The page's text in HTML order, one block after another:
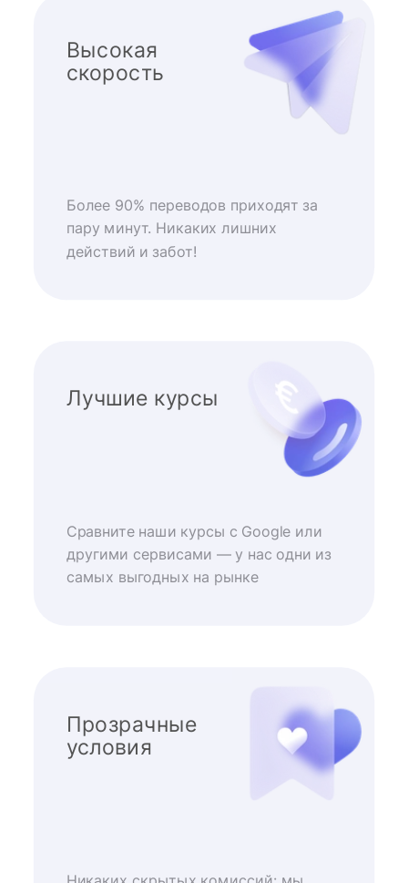
Высокая
скорость
Более 90% переводов приходят за
пару минут. Никаких лишних
действий и забот!
Лучшие курсы
Сравните наши курсы с Google или
другими сервисами — у нас одни из
самых выгодных на рынке
Прозрачные
условия